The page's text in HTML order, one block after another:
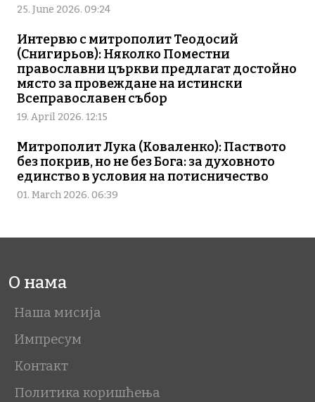
25. June 2026. 09:24
Интервю с митрополит Теодосий
(Снигирьов): Няколко Поместни
православни църкви предлагат достойно
място за провеждане на истински
Всеправославен събор
19. April 2026. 12:15
Митрополит Лука (Коваленко): Паството
без покрив, но не без Бога: за духовното
единство в условия на потисничество
01. March 2026. 06:39
О нама
Наша мисија
Импресум
Контакт
Политика коришћења